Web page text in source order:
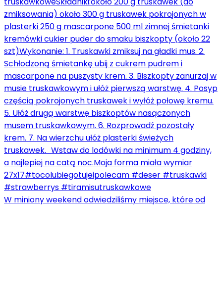
W miniony weekend odwiedziliśmy miejsce, które od